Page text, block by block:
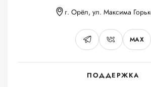
ПОДДЕРЖКА
г. Орёл, ул. Максима
MAX